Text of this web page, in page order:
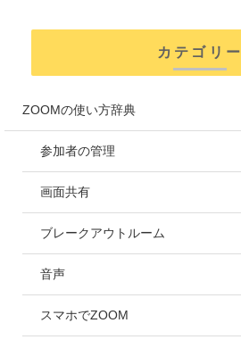
カテゴリー
ZOOMの使い方辞典
参加者の管理
画面共有
ブレークアウトルーム
音声
スマホでZOOM